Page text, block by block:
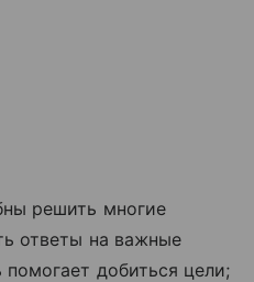
решить многие
ответы на важные
добиться цели;